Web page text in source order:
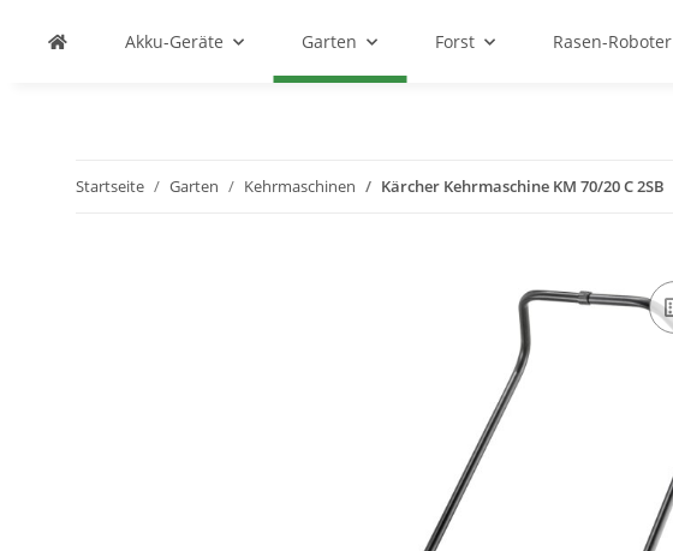
Akku-Geräte Garten Forst Rasen-Roboter
Startseite Garten Kehrmaschinen Kärcher Kehrmaschine KM 70/20 C 2SB